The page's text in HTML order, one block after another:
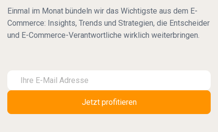
Einmal im Monat bündeln wir das Wichtigste aus dem E-
Commerce: Insights, Trends und Strategien, die Entscheider
und E-Commerce-Verantwortliche wirklich weiterbringen.